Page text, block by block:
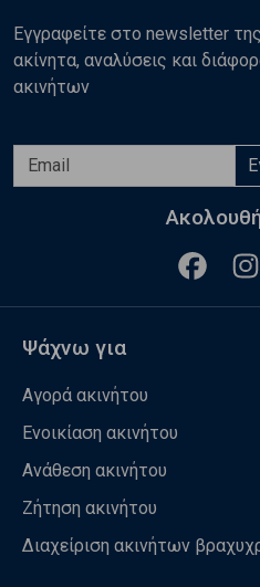
Εγγραφείτε στο newsletter
ακίνητα, αναλύσεις και
ακινήτων
Ψάχνω για
Αγορά ακινήτου
Ενοικίαση ακινήτου
Ανάθεση ακινήτου
Ζήτηση ακινήτου
Διαχείριση ακινήτων